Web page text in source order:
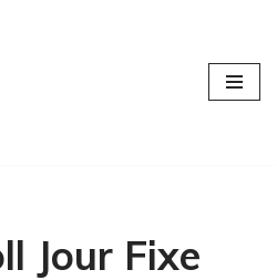
Jour Fixe